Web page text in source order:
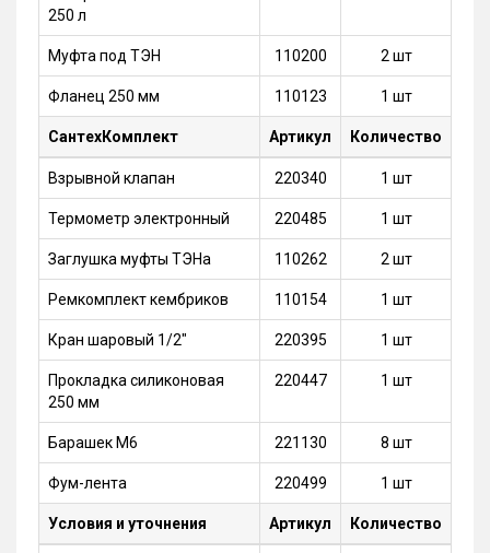
250 л
Муфта под ТЭН 110200 2 шт
Фланец 250 мм 110123 1 шт
СантехКомплект Артикул Количество
Взрывной клапан 220340 1 шт
Термометр электронный 220485 1 шт
Заглушка муфты ТЭНа 110262 2 шт
Ремкомплект кембриков 110154 1 шт
Кран шаровый 1/2" 220395 1 шт
Прокладка силиконовая
250 мм
220447 1 шт
Барашек М6 221130 8 шт
Фум-лента 220499 1 шт
Условия и уточнения Артикул Количество